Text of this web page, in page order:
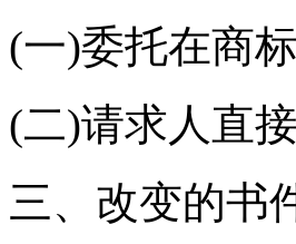
(一)委托在商
(二)请求人直
三、改变的书